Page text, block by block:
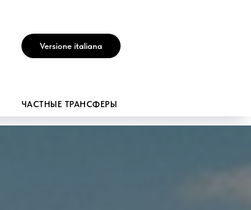
Versione italiana
ЧАСТНЫЕ ТРАНСФЕРЫ